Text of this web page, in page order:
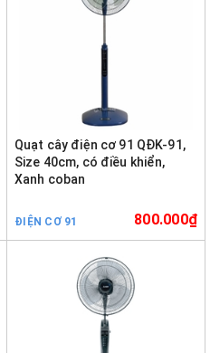
Quạt cây điện cơ 91 QĐK-91,
Size 40cm, có điều khiển,
Xanh coban
ĐIỆN CƠ 91 800.000₫